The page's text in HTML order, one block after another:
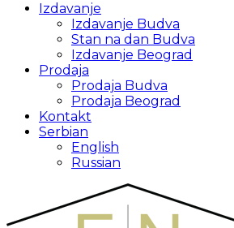
Izdavanje
Izdavanje Budva
Stan na dan Budva
Izdavanje Beograd
Prodaja
Prodaja Budva
Prodaja Beograd
Kontakt
Serbian
English
Russian